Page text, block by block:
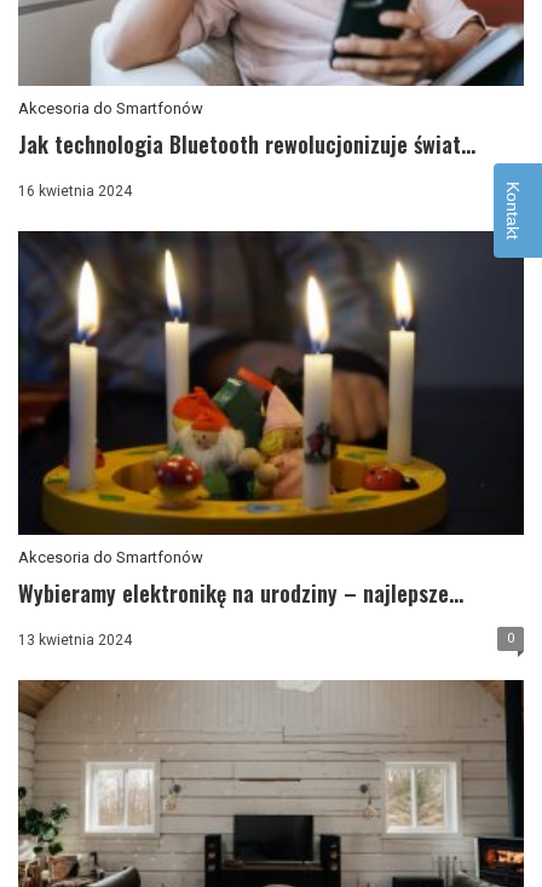
Akcesoria do Smartfonów
Jak technologia Bluetooth rewolucjonizuje świat...
16 kwietnia 2024 0
Akcesoria do Smartfonów
Wybieramy elektronikę na urodziny – najlepsze...
13 kwietnia 2024 0
Kontakt